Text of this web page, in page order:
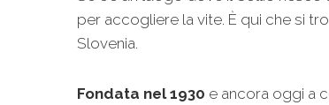
per accogliere la vite. È qui che si
Slovenia.
Fondata nel 1930 e ancora oggi a